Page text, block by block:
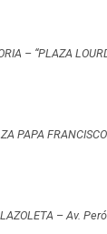
– “PLAZA
PAPA
– Av.